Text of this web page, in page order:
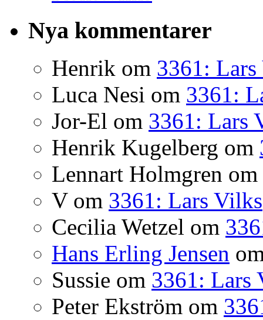
Nya kommentarer
Henrik om 3361:
Luca Nesi om 3361:
Jor-El om 3361: Lars
Henrik Kugelberg om
Lennart Holmgren om
Vom 3361: Lars Vilks
Cecilia Wetzel om
Hans Erling Jensen
Sussie om 3361: Lars
Peter Ekström om